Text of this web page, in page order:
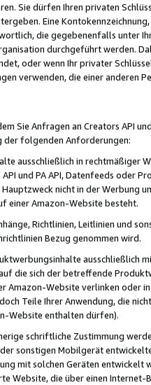
Sie dürfen Ihren privaten
Eine
die gegebenenfalls unter
durchgeführt werden.
oder wenn Ihr privater
verwenden, die einer anderen
Sie Anfragen an Creators API
der folgenden Anforderungen:
ausschließlich in rechtmäßiger
und PA API, Datenfeeds oder
nicht in der Werbung
einer Amazon-Website besteht.
Richtlinien, Leitlinien und
Bezug genommen wird.
ausschließlich
die sich der betreffende
Amazon-Website verlinken oder
Teile Ihrer Anwendung, die
Website enthalten dürfen).
schriftliche Zustimmung
sonstigen Mobilgerät
mit solchen Geräten
Website, die über einen